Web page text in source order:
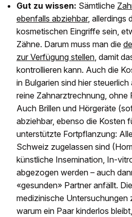
Gut zu wissen: Sämtliche
ebenfalls abziehbar, allerdings
kosmetischen Eingriffe sein,
Zähne. Darum muss man die
zur Verfügung stellen, damit
kontrollieren kann. Auch die
in Bulgarien sind hier
reine Zahnarztrechnung, ohne
Auch Brillen und Hörgeräte
abziehbar, ebenso die Kosten
unterstützte Fortpflanzung:
Schweiz zugelassen sind
künstliche Insemination, In-
abgezogen werden – auch
«gesunden» Partner anfällt.
medizinische Untersuchungen
warum ein Paar kinderlos